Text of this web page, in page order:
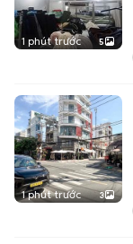
1 phút trước 5
1 phút trước 3